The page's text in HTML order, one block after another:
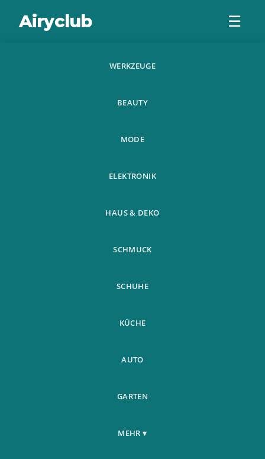
Airyclub ☰
WERKZEUGE
BEAUTY
MODE
ELEKTRONIK
HAUS & DEKO
SCHMUCK
SCHUHE
KÜCHE
AUTO
GARTEN
MEHR ▾
Unsichtbare
Autotur
Anti Kollis
Anti Kollis